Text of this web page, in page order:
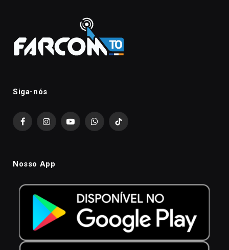
Siga-nós
FacebookInstagramYouTubeWhatsAppTikTok
Nosso App